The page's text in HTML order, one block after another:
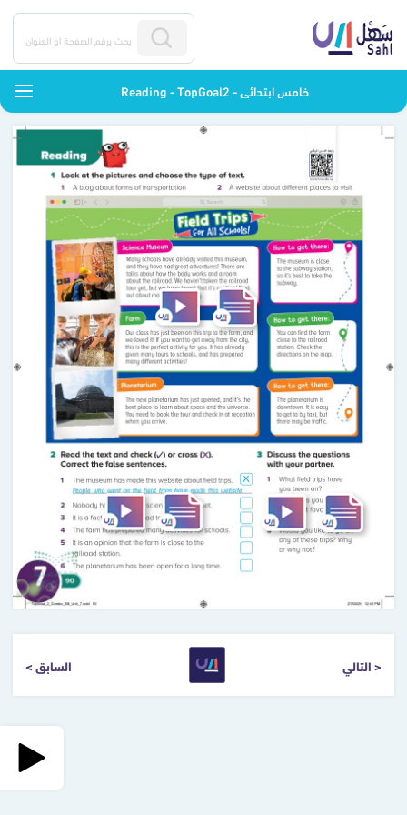
Reading - TopGoal2 - خامس ابتدائي
< السابق التالي >